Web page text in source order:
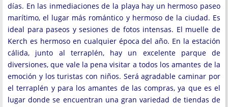
días. En las inmediaciones de la playa hay un hermoso paseo
marítimo, el lugar más romántico y hermoso de la ciudad. Es
ideal para paseos y sesiones de fotos intensas. El muelle de
Kerch es hermoso en cualquier época del año. En la estación
cálida, junto al terraplén, hay un excelente parque de
diversiones, que vale la pena visitar a todos los amantes de la
emoción y los turistas con niños. Será agradable caminar por
el terraplén y para los amantes de las compras, ya que es el
lugar donde se encuentran una gran variedad de tiendas de